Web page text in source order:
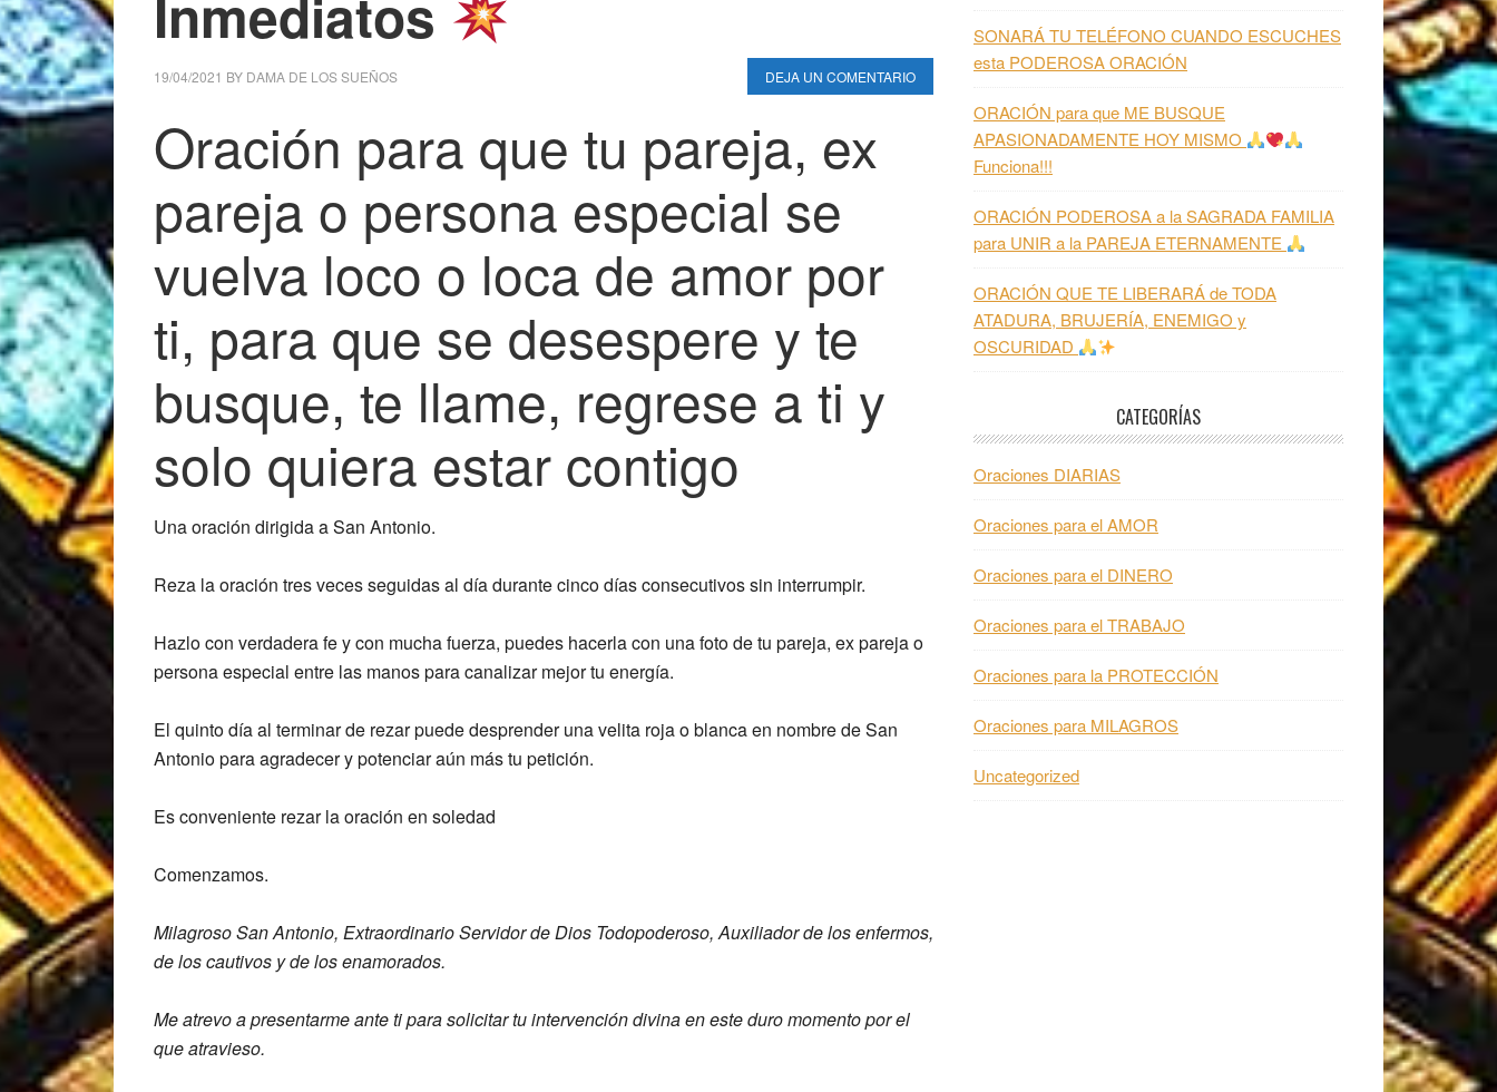
Inmediatos
19/04/2021 BY DAMA DE LOS SUEÑOS DEJA UN COMENTARIO
Oración para que tu pareja, ex
pareja o persona especial se
vuelva loco o loca de amor por
ti, para que se desespere y te
busque, te llame, regrese a ti y
solo quiera estar contigo
Una oración dirigida a San Antonio.
Reza la oración tres veces seguidas al día durante cinco días consecutivos sin interrumpir.
Hazlo con verdadera fe y con mucha fuerza, puedes hacerla con una foto de tu pareja, ex pareja o
persona especial entre las manos para canalizar mejor tu energía.
El quinto día al terminar de rezar puede desprender una velita roja o blanca en nombre de San
Antonio para agradecer y potenciar aún más tu petición.
Es conveniente rezar la oración en soledad
Comenzamos.
Milagroso San Antonio, Extraordinario Servidor de Dios Todopoderoso, Auxiliadorde los enfermos,
de los cautivos y de losenamorados.
Me atrevo a presentarme anteti para solicitar tu intervención divinaen este duro momento por el
queatravieso.
SONARÁ TU TELÉFONO CUANDO ESCUCHES
esta PODEROSA ORACIÓN
ORACIÓN para que ME BUSQUE
APASIONADAMENTE HOY MISMO
Funciona!!!
ORACIÓN PODEROSA a la SAGRADA FAMILIA
para UNIR a la PAREJA ETERNAMENTE
ORACIÓN QUE TE LIBERARÁ de TODA
ATADURA, BRUJERÍA, ENEMIGO y
OSCURIDAD
CATEGORÍAS
Oraciones DIARIAS
Oraciones para el AMOR
Oraciones para el DINERO
Oraciones para el TRABAJO
Oraciones para la PROTECCIÓN
Oraciones para MILAGROS
Uncategorized